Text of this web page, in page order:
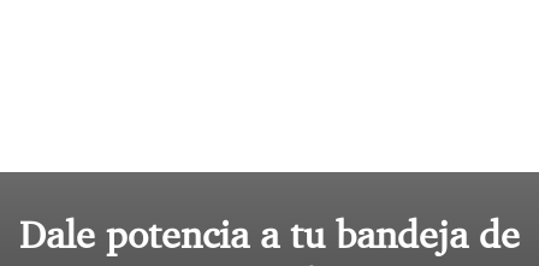
Dale potencia a tu bandeja de